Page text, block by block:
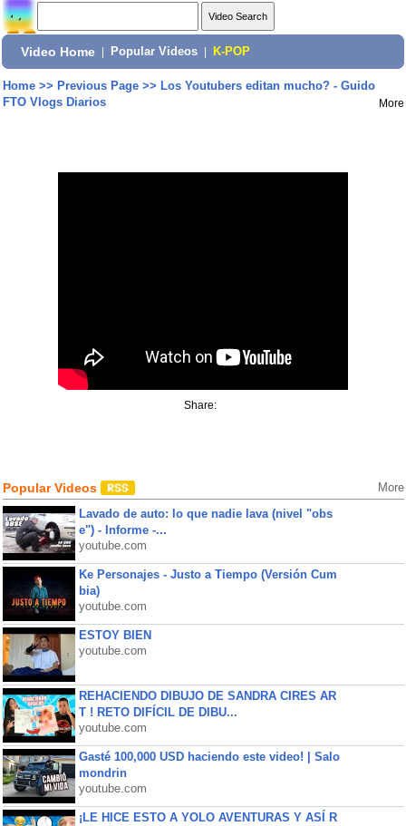
Video Home Popular Videos K-POP
Home>> Previous Page>> Los Youtubers editan mucho? - Guido
FTO Vlogs Diarios
More
Share:
Popular Videos More
Lavado de auto: lo que nadie lava (nivel "obs
e") - Informe -...
youtube.com
Ke Personajes - Justo a Tiempo (Versión Cum
bia)
youtube.com
ESTOY BIEN
youtube.com
REHACIENDO DIBUJO DE SANDRA CIRES AR
T ! RETO DIFÍCIL DE DIBU...
youtube.com
Gasté 100,000 USD haciendo este video! | Salo
mondrin
youtube.com
¡LE HICE ESTO A YOLO AVENTURAS Y ASÍ R